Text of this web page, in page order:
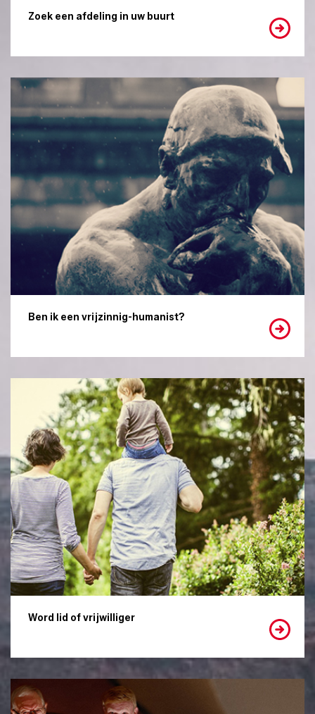
Zoek een afdeling in uw buurt
Ben ik een vrijzinnig-humanist?
Word lid of vrijwilliger